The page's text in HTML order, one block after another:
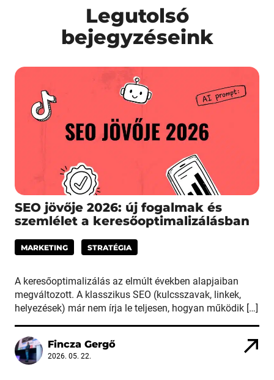
Legutolsó
bejegyzéseink
SEO jövője 2026: új fogalmak és
szemlélet a keresőoptimalizálásban
MARKETING STRATÉGIA
A keresőoptimalizálás az elmúlt években alapjaiban
megváltozott. A klasszikus SEO (kulcsszavak, linkek,
helyezések) már nem írja le teljesen, hogyan működik […]
Fincza Gergő
2026. 05. 22.